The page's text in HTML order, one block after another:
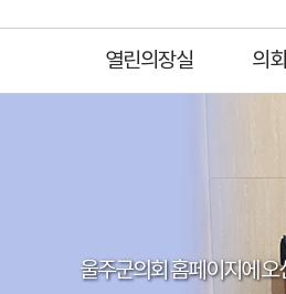
열린의장실 의
울주군의회 홈페이지에